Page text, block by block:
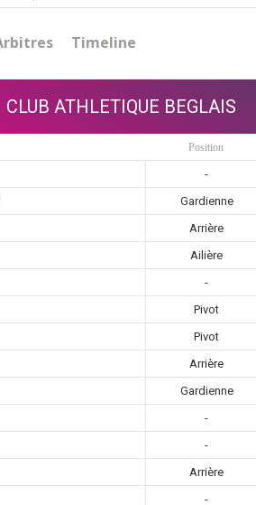
Timeline
CLUB ATHLETIQUE BEGLAIS
Position
-
Gardienne
Arrière
Ailière
-
Pivot
Pivot
Arrière
Gardienne
-
-
Arrière
-